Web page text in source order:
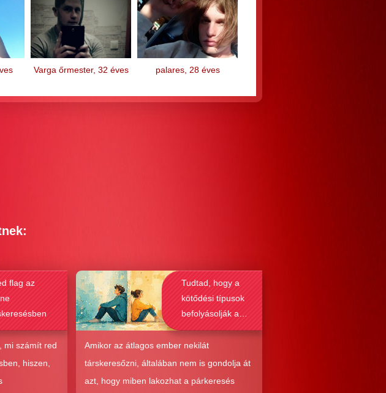
Varga őrmester, 32 éves palares, 28 éves
flag az
mi számít red
hiszen,
Tudtad, hogy a
kötődési típusok
befolyásolják a
társkeresést is?
Amikor az átlagos ember nekilát
társkeresőzni, általában nem is gondolja át
azt, hogy miben lakozhat a párkeresés